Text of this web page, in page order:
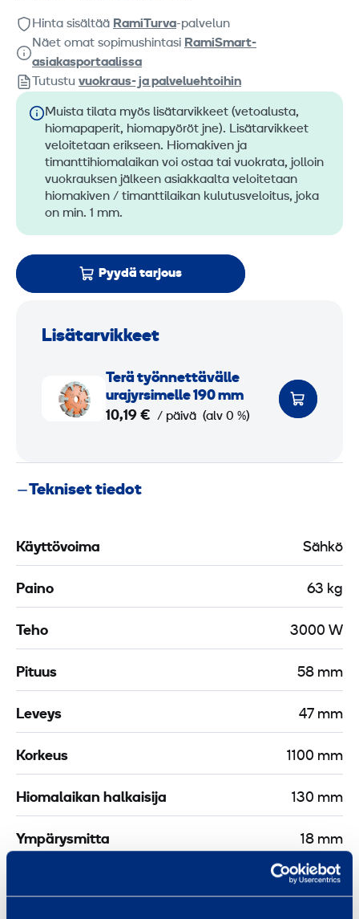
Hinta sisältää RamiTurva-palvelun
Näet omat sopimushintasi RamiSmart-
asiakasportaalissa
Tutustu vuokraus- ja palveluehtoihin
Muista tilata myös lisätarvikkeet (vetoalusta,
hiomapaperit, hiomapyöröt jne). Lisätarvikkeet
veloitetaan erikseen. Hiomakiven ja
timanttihiomalaikan voi ostaa tai vuokrata, jolloin
vuokrauksen jälkeen asiakkaalta veloitetaan
hiomakiven / timanttilaikan kulutusveloitus, joka
on min. 1 mm.
Pyydä tarjous
Lisätarvikkeet
n
e
t
t
ä
v
ä
l
l
u
a
y
Terä työnnettävälle
urajyrsimelle 190 mm
10,19 € / päivä (alv 0 %)
Tekniset tiedot
Käyttövoima Sähkö
Paino 63 kg
Teho 3000 W
Pituus 58 mm
Leveys 47 mm
Korkeus 1100 mm
Hiomalaikan halkaisija 130 mm
Ympärysmitta 18 mm
400 V